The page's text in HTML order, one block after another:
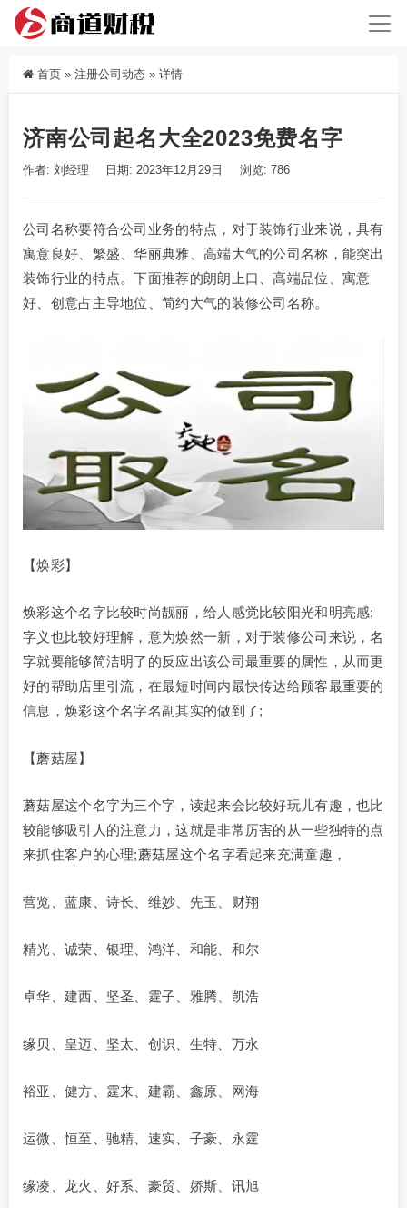
首页 » 注册公司动态 » 详情
济南公司起名大全2023免费名字
作者: 刘经理 日期: 2023年12月29日 浏览: 786
公司名称要符合公司业务的特点，对于装饰行业来说，具有
寓意良好、繁盛、华丽典雅、高端大气的公司名称，能突出
装饰行业的特点。下面推荐的朗朗上口、高端品位、寓意
好、创意占主导地位、简约大气的装修公司名称。
【焕彩】
焕彩这个名字比较时尚靓丽，给人感觉比较阳光和明亮感;
字义也比较好理解，意为焕然一新，对于装修公司来说，名
字就要能够简洁明了的反应出该公司最重要的属性，从而更
好的帮助店里引流，在最短时间内最快传达给顾客最重要的
信息，焕彩这个名字名副其实的做到了;
【蘑菇屋】
蘑菇屋这个名字为三个字，读起来会比较好玩儿有趣，也比
较能够吸引人的注意力，这就是非常厉害的从一些独特的点
来抓住客户的心理;蘑菇屋这个名字看起来充满童趣，
营览、蓝康、诗长、维妙、先玉、财翔
精光、诚荣、银理、鸿洋、和能、和尔
卓华、建西、坚圣、霆子、雅腾、凯浩
缘贝、皇迈、坚太、创识、生特、万永
裕亚、健方、霆来、建霸、鑫原、网海
运微、恒至、驰精、速实、子豪、永霆
缘凌、龙火、好系、豪贸、娇斯、讯旭